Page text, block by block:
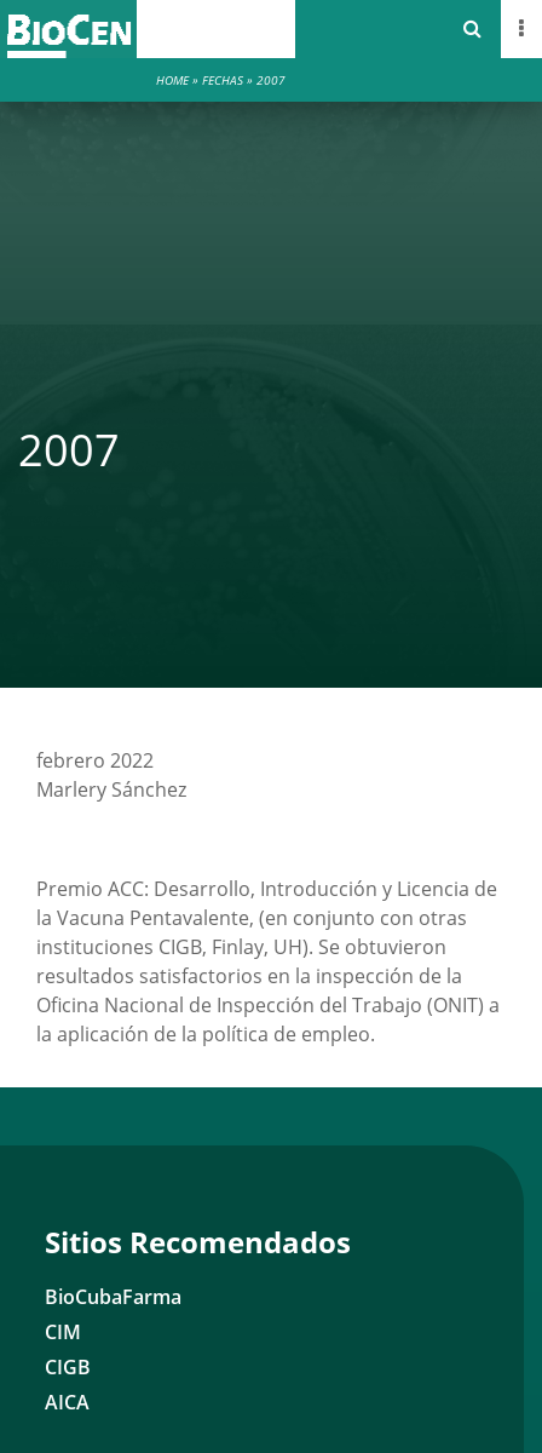
HOME» FECHAS » 2007
2007
febrero 2022
Marlery Sánchez
Premio ACC: Desarrollo, Introducción y Licencia de
la Vacuna Pentavalente, (en conjunto con otras
instituciones CIGB, Finlay, UH). Se obtuvieron
resultados satisfactorios en la inspección de la
Oficina Nacional de Inspección del Trabajo (ONIT) a
la aplicación de la política de empleo.
Sitios Recomendados
BioCubaFarma
CIM
CIGB
AICA